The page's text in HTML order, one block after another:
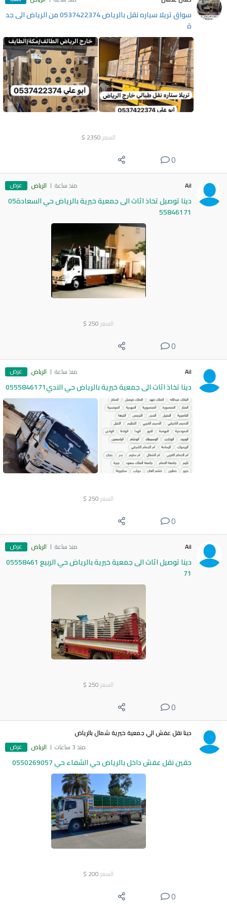
سواق تريلا سياره نقل بالرياض 0537422374 من الرياض الى جد
ة
السعر 2350
$
0
Ail منذ ساعة الرياض عرض
دينا توصيل تخاذ اثاث الى جمعية خيرية بالرياض حي السعادة05
55846171
السعر 250
$
0
Ail منذ ساعة الرياض عرض
دينا تخاذ اثاث الى جمعية خيرية بالرياض حي الندي0555846171
السعر 250
$
0
Ail منذ ساعة الرياض عرض
دينا توصيل اثاث الى جمعية خيرية بالرياض حي الربيع 05558461
71
السعر 250
$
0
دينا نقل عفش الي جمعية خيرية شمال بالرياض
منذ 3 ساعات
الرياض عرض
حقين نقل عفش داخل بالرياض حي الشفاء حي 0550269057
السعر 200
$
0